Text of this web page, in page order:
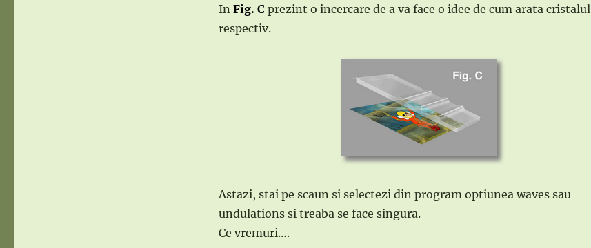
In Fig. C prezint o incercare de a va face o idee de cum arata cristalul
respectiv.
Astazi, stai pe scaun si selectezi din program optiunea waves sau
undulations si treaba se face singura.
Ce vremuri….